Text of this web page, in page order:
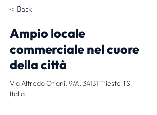
< Back
Ampio locale
commerciale nel cuore
della città
Via Alfredo Oriani, 9/A, 34131 Trieste TS,
Italia